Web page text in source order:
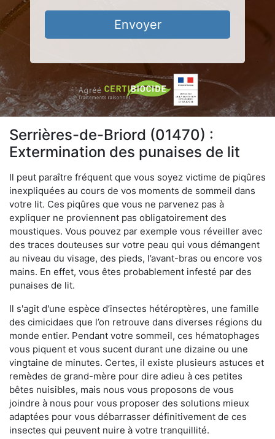
Envoyer
Serrières-de-Briord (01470) :
Extermination des punaises de lit
Il peut paraître fréquent que vous soyez victime de piqûres
inexpliquées au cours de vos moments de sommeil dans
votre lit. Ces piqûres que vous ne parvenez pas à
expliquer ne proviennent pas obligatoirement des
moustiques. Vous pouvez par exemple vous réveiller avec
des traces douteuses sur votre peau qui vous démangent
au niveau du visage, des pieds, l’avant-bras ou encore vos
mains. En effet, vous êtes probablement infesté par des
punaises de lit.
Il s'agit d'une espèce d’insectes hétéroptères, une famille
des cimicidaes que l’on retrouve dans diverses régions du
monde entier. Pendant votre sommeil, ces hématophages
vous piquent et vous sucent durant une dizaine ou une
vingtaine de minutes. Certes, il existe plusieurs astuces et
remèdes de grand-mère pour dire adieu à ces petites
bêtes nuisibles, mais nous vous proposons de vous
joindre à nous pour vous proposer des solutions mieux
adaptées pour vous débarrasser définitivement de ces
insectes qui peuvent nuire à votre tranquillité.